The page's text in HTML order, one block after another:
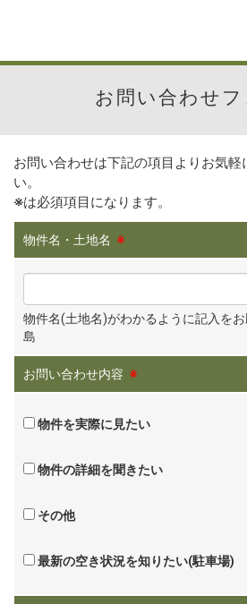
お問い合わせフ
お問い合わせは下記の項目よりお気軽
い。
※は必須項目になります。
物件名・土地名 ※
物件名(土地名)がわかるように記入を
島
お問い合わせ内容 ※
物件を実際に見たい
物件の詳細を聞きたい
その他
最新の空き状況を知りたい(駐車場)